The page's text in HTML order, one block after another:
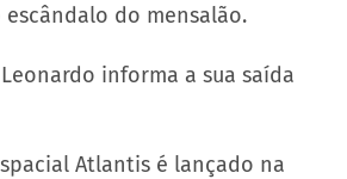
do mensalão.
informa a sua saída
Atlantis é lançado na